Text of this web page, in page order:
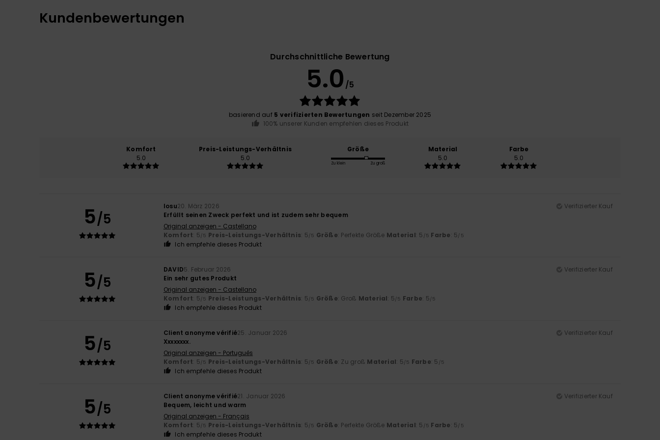
Kundenbewertungen
Durchschnittliche Bewertung
5.0 /5
basierend auf 5 verifizierten Bewertungen seit Dezember 2025
100% unserer Kunden empfehlen dieses Produkt
Komfort
5.0
Preis-Leistungs-Verhältnis
5.0
Größe
Zu klein Zu groß
Material
5.0
Farbe
5.0
5/5
Iosu20. März 2026
Verifizierter Kauf
Erfüllt seinen Zweck perfekt und ist zudem sehr bequem
Original anzeigen - Castellano
Komfort: 5/5 Preis-Leistungs-Verhältnis: 5/5 Größe: Perfekte Größe Material: 5 /5 Farbe: 5/5
Ich empfehle dieses Produkt
5/5
DAVID5. Februar 2026
Verifizierter Kauf
Ein sehr gutes Produkt
Original anzeigen - Castellano
Komfort: 5/5 Preis-Leistungs-Verhältnis: 5/5 Größe: Groß Material: 5/5 Farbe: 5/5
Ich empfehle dieses Produkt
5/5
Client anonyme vérifié25. Januar 2026
Verifizierter Kauf
Xxxxxxxx.
Original anzeigen - Português
Komfort: 5/5 Preis-Leistungs-Verhältnis: 5/5 Größe: Zu groß Material: 5/5 Farbe: 5 /5
Ich empfehle dieses Produkt
5/5
Client anonyme vérifié21. Januar 2026
Verifizierter Kauf
Bequem, leicht und warm
Original anzeigen - Français
Komfort: 5/5 Preis-Leistungs-Verhältnis: 5/5 Größe: Perfekte Größe Material: 5 /5 Farbe: 5/5
Ich empfehle dieses Produkt